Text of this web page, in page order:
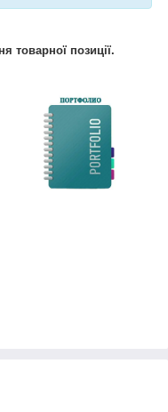
товарної позиції.